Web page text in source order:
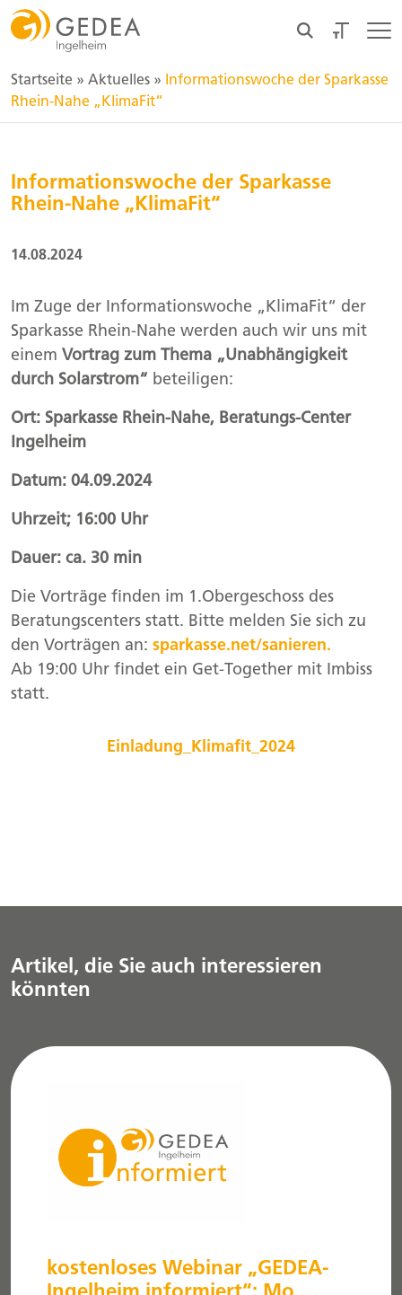
Startseite » Aktuelles »
Informationswoche der Sparkasse
Rhein-Nahe „KlimaFit“
Informationswoche der Sparkasse
Rhein-Nahe „KlimaFit“
14.08.2024
Im Zuge der Informationswoche „KlimaFit“ der
Sparkasse Rhein-Nahe werden auch wir uns mit
einem Vortrag zum Thema „Unabhängigkeit
durch Solarstrom“ beteiligen:
Ort: Sparkasse Rhein-Nahe, Beratungs-Center
Ingelheim
Datum: 04.09.2024
Uhrzeit; 16:00 Uhr
Dauer: ca. 30 min
Die Vorträge finden im 1.Obergeschoss des
Beratungscenters statt. Bitte melden Sie sich zu
den Vorträgen an: sparkasse.net/sanieren.
Ab 19:00 Uhr findet ein Get-Together mit Imbiss
statt.
Einladung_Klimafit_2024
Artikel, die Sie auch interessieren
könnten
kostenloses Webinar „GEDEA-